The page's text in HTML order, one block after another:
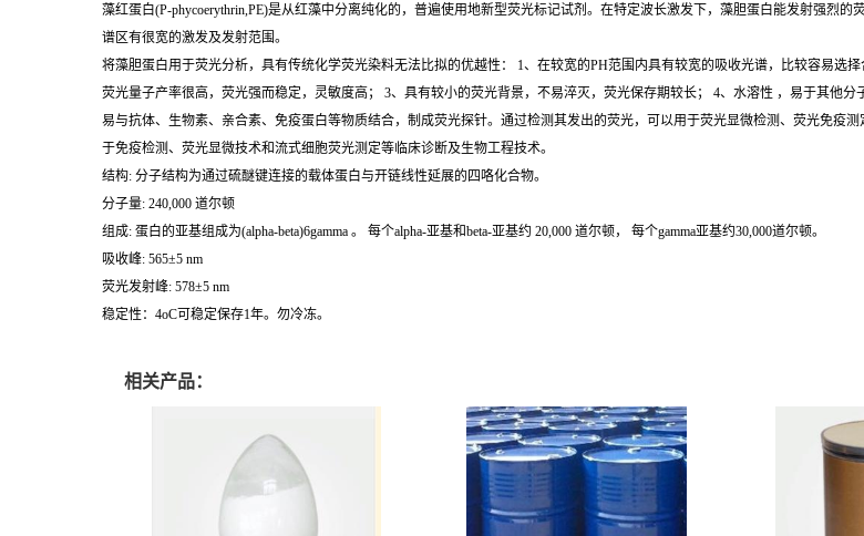
藻红蛋白(P-phycoerythrin,PE)是从红藻中分离纯化的，普遍使用地新型荧光标记试剂。在特定波长激发下，藻胆蛋白能发射强烈
谱区有很宽的激发及发射范围。
将藻胆蛋白用于荧光分析，具有传统化学荧光染料无法比拟的优越性： 1、在较宽的PH范围内具有较宽的吸收光谱，比较容易选
荧光量子产率很高，荧光强而稳定，灵敏度高； 3、具有较小的荧光背景，不易淬灭，荧光保存期较长； 4、水溶性 ，易于其他
易与抗体、生物素、亲合素、免疫蛋白等物质结合，制成荧光探针。通过检测其发出的荧光，可以用于荧光显微检测、荧光免疫
于免疫检测、荧光显微技术和流式细胞荧光测定等临床诊断及生物工程技术。
结构: 分子结构为通过硫醚键连接的载体蛋白与开链线性延展的四咯化合物。
分子量: 240,000 道尔顿
组成: 蛋白的亚基组成为(alpha-beta)6gamma 。 每个alpha-亚基和beta-亚基约 20,000 道尔顿， 每个gamma亚基约30,000道尔顿。
吸收峰: 565±5 nm
荧光发射峰: 578±5 nm
稳定性：4oC可稳定保存1年。勿冷冻。
相关产品：